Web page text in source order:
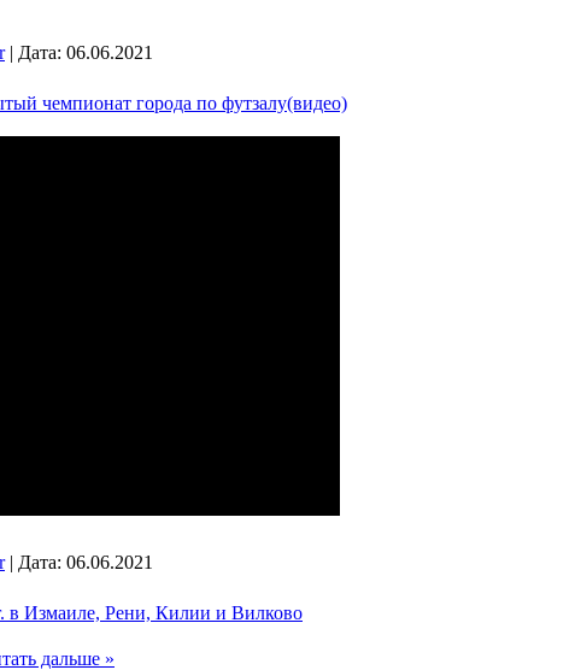
| Дата: 06.06.2021
чемпионат города по футзалу(видео)
| Дата: 06.06.2021
в Измаиле, Рени, Килии и Вилково
дальше »